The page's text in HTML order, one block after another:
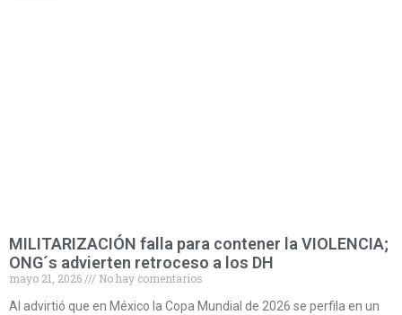
MILITARIZACIÓN falla para contener la VIOLENCIA;
ONG´s advierten retroceso a los DH
mayo 21, 2026
No hay comentarios
AI advirtió que en México la Copa Mundial de 2026 se perfila en un